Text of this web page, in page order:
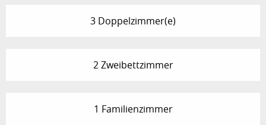
3 Doppelzimmer(e)
2 Zweibettzimmer
1 Familienzimmer